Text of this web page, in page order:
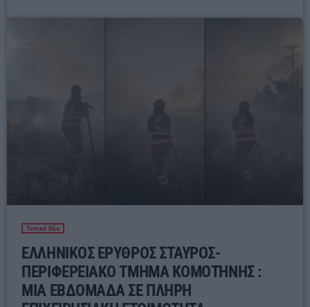
Τοπικά Νέα
ΕΛΛΗΝΙΚΟΣ ΕΡΥΘΡΟΣ ΣΤΑΥΡΟΣ-
ΠΕΡΙΦΕΡΕΙΑΚΟ ΤΜΗΜΑ ΚΟΜΟΤΗΝΗΣ :
ΜΙΑ ΕΒΔΟΜΑΔΑ ΣΕ ΠΛΗΡΗ